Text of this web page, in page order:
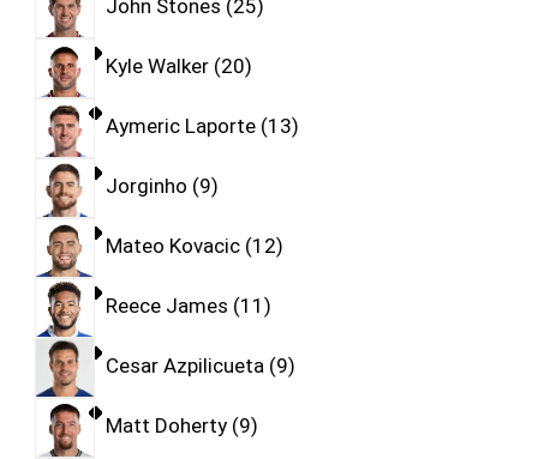
John Stones 25
Kyle Walker 20
Aymeric Laporte 13
Jorginho 9
Mateo Kovacic 12
Reece James 11
Cesar Azpilicueta 9
Matt Doherty 9